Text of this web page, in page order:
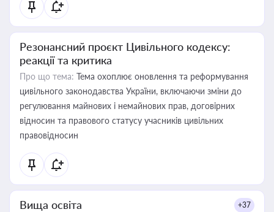
Резонансний проєкт Цивільного кодексу:
реакції та критика
Про що тема: Тема охоплює оновлення та реформування
цивільного законодавства України, включаючи зміни до
регулювання майнових і немайнових прав, договірних
відносин та правового статусу учасників цивільних
правовідносин
Вища освіта +37